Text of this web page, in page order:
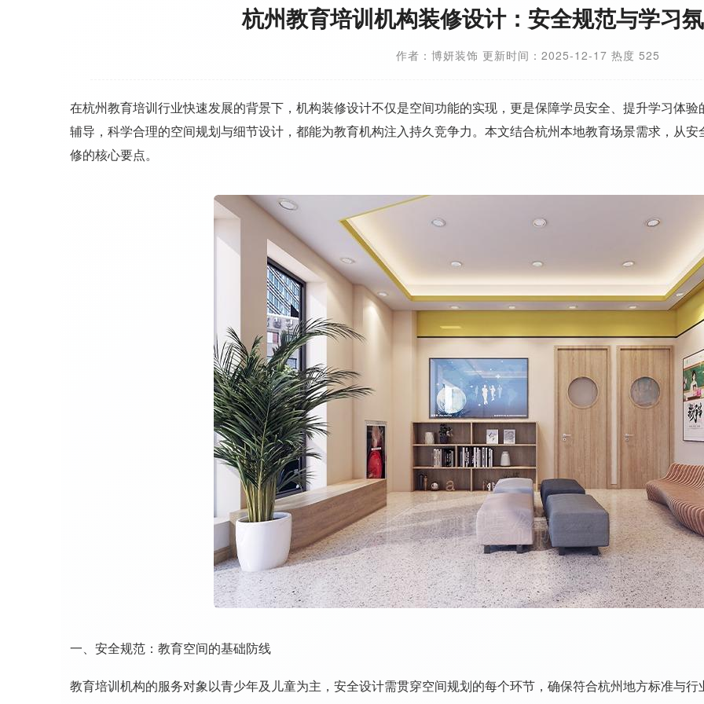
杭州教育培训机构装修设计：安全规范与学习
作者：博妍装饰 更新时间：2025-12-17 热度 525
在杭州教育培训行业快速发展的背景下，机构装修设计不仅是空间功能的实现，更是保障学员安全、提升学习体
辅导，科学合理的空间规划与细节设计，都能为教育机构注入持久竞争力。本文结合杭州本地教育场景需求，从
修的核心要点。
一、安全规范：教育空间的基础防线
教育培训机构的服务对象以青少年及儿童为主，安全设计需贯穿空间规划的每个环节，确保符合杭州地方标准与行